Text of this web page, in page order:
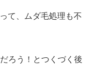
て、ムダ毛処理も不
ろう！とつくづく後